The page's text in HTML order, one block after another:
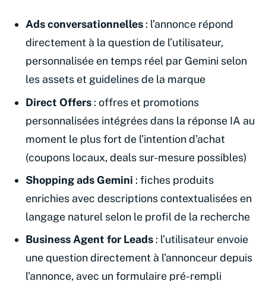
Ads conversationnelles : l’annonce répond
directement à la question de l’utilisateur,
personnalisée en temps réel par Gemini selon
les assets et guidelines de la marque
Direct Offers : offres et promotions
personnalisées intégrées dans la réponse IA au
moment le plus fort de l’intention d’achat
(coupons locaux, deals sur-mesure possibles)
Shopping ads Gemini : fiches produits
enrichies avec descriptions contextualisées en
langage naturel selon le profil de la recherche
Business Agent for Leads : l’utilisateur envoie
une question directement à l’annonceur depuis
l’annonce, avec un formulaire pré-rempli